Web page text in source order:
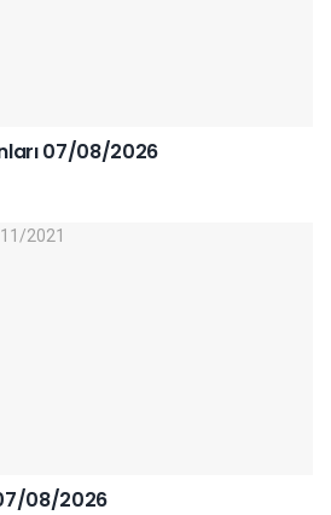
07/08/2026
08/2026